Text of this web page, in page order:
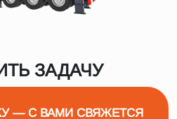
ЗАДАЧУ
— С ВАМИ СВЯЖЕТСЯ